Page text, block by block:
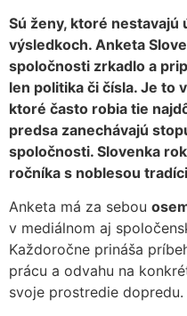
Sú ženy, ktoré nestavajú
výsledkoch. Anketa
spoločnosti zrkadlo a
len politika či čísla. Je to
ktoré často robia tie
predsa zanechávajú
spoločnosti. Slovenka
ročníka s noblesou
Anketa má za sebou
v mediálnom aj
Každoročne prináša
prácu a odvahu na
svoje prostredie dopredu.